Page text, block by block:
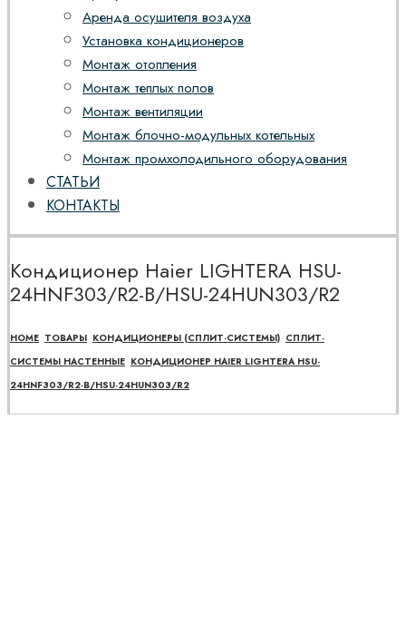
Аренда осушителя воздуха
Установка кондиционеров
Монтаж отопления
Монтаж теплых полов
Монтаж вентиляции
Монтаж блочно-модульных котельных
Монтаж промхолодильного оборудования
СТАТЬИ
КОНТАКТЫ
Кондиционер Haier LIGHTERA HSU-
24HNF303/R2-B/HSU-24HUN303/R2
HOME ТОВАРЫ КОНДИЦИОНЕРЫ (СПЛИТ-СИСТЕМЫ) СПЛИТ-
СИСТЕМЫ НАСТЕННЫЕ КОНДИЦИОНЕР HAIER LIGHTERA HSU-
24HNF303/R2-B/HSU-24HUN303/R2